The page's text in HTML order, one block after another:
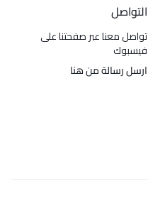
التواصل
تواصل معنا عبر صفحتنا على
فيسبوك
ارسل رسالة من هنا